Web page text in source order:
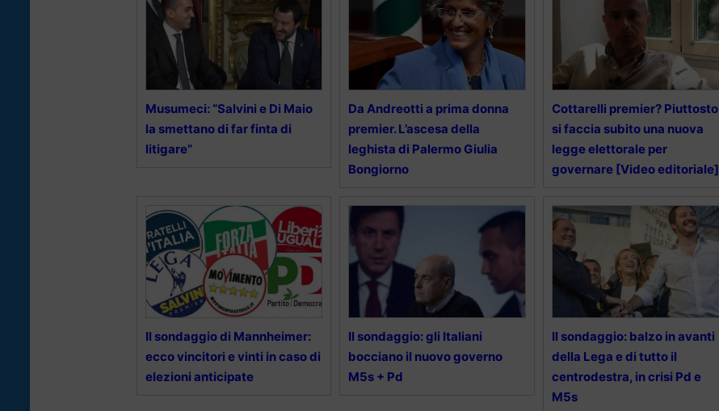
Musumeci: “Salvini e Di Maio
la smettano di far finta di
litigare”
Da Andreotti a prima donna
premier. L’ascesa della
leghista di Palermo Giulia
Bongiorno
Cottarelli premier? Piuttosto
si faccia subito una nuova
legge elettorale per
governare [Video editoriale]
Il sondaggio di Mannheimer:
ecco vincitori e vinti in caso di
elezioni anticipate
Il sondaggio: gli Italiani
bocciano il nuovo governo
M5s + Pd
Il sondaggio: balzo in avanti
della Lega e di tutto il
centrodestra, in crisi Pd e
M5s